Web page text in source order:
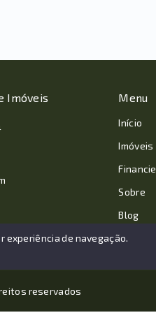
Imóveis Menu
Início
Imóveis
Financie
Sobre
Blog
Contato
reservados
experiência de navegação.